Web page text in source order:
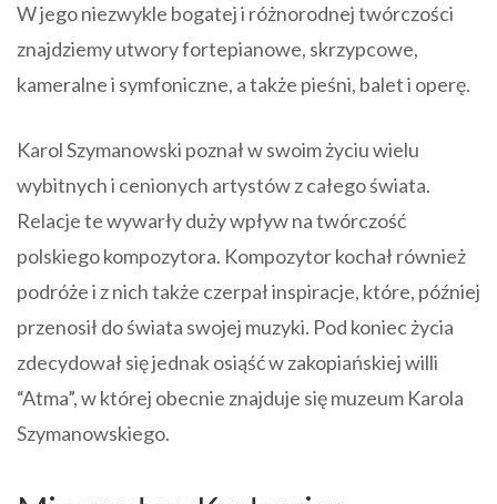
W jego niezwykle bogatej i różnorodnej twórczości
znajdziemy utwory fortepianowe, skrzypcowe,
kameralne i symfoniczne, a także pieśni, balet i operę.
Karol Szymanowski poznał w swoim życiu wielu
wybitnych i cenionych artystów z całego świata.
Relacje te wywarły duży wpływ na twórczość
polskiego kompozytora. Kompozytor kochał również
podróże i z nich także czerpał inspiracje, które, później
przenosił do świata swojej muzyki. Pod koniec życia
zdecydował się jednak osiąść w zakopiańskiej willi
“Atma”, w której obecnie znajduje się muzeum Karola
Szymanowskiego.